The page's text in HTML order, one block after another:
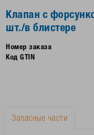
Клапан с
шт./в блистере
Номер заказа
Код GTIN
Запасные части